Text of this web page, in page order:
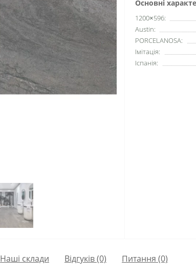
Основні
1200×596:
Austin:
PORCELANOSA:
Імітація:
Іспанія:
Наші склади Відгуків (0) Питання (0)